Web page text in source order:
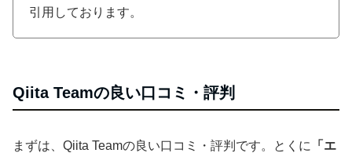
引用しております。
Qiita Teamの良い口コミ・評判
まずは、Qiita Teamの良い口コミ・評判です。とくに
「エ